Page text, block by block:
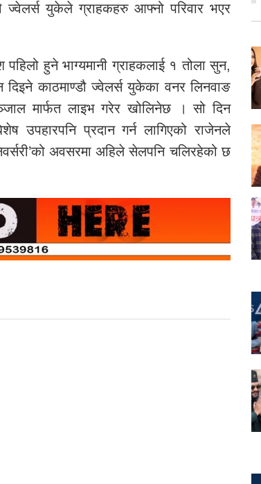
ज्वेलर्स युकेले ग्राहकहरु आफ्नो परिवार भएर
हुने भाग्यमानी ग्राहकलाई १ तोला सुन,
काठमाण्डौ ज्वेलर्स युकेका वनर लिनवाङ
मार्फत लाइभ गरेर खोलिनेछ । सो दिन
उपहारपनि प्रदान गर्न लागिएको राजेनले
अवसरमा अहिले सेलपनि चलिरहेको छ